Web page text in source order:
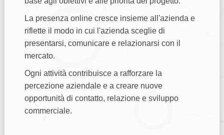
La presenza online cresce insieme all'azienda e
riflette il modo in cui l'azienda sceglie di
presentarsi, comunicare e relazionarsi con il
mercato.
Ogni attività contribuisce a rafforzare la
percezione aziendale e a creare nuove
opportunità di contatto, relazione e sviluppo
commerciale.